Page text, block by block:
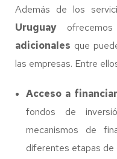
Además de los
Uruguay
adicionales que
las empresas. Entre
Acceso a
fondos de
mecanismos de
diferentes etapas de